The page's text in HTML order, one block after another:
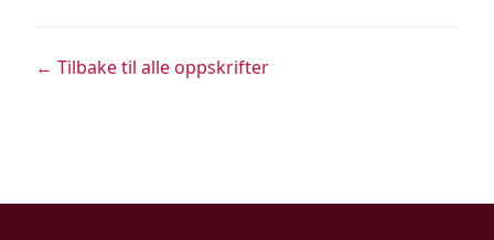
← Tilbake til alle oppskrifter